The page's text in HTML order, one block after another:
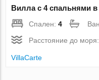
Вилла с 4 спальнями
Спален:4
Расстояние до
VillaСarte